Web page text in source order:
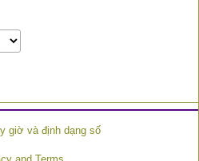
giờ và định dạng số
and Terms